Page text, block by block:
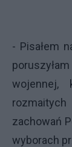
- Pisałem
wojennej,
zachowań
wyborach